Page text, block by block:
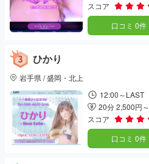
スコア
口コミ 0件
ひかり
岩手県 / 盛岡・北上
12:00～LAST
20分 2,500円～
スコア
口コミ 0件